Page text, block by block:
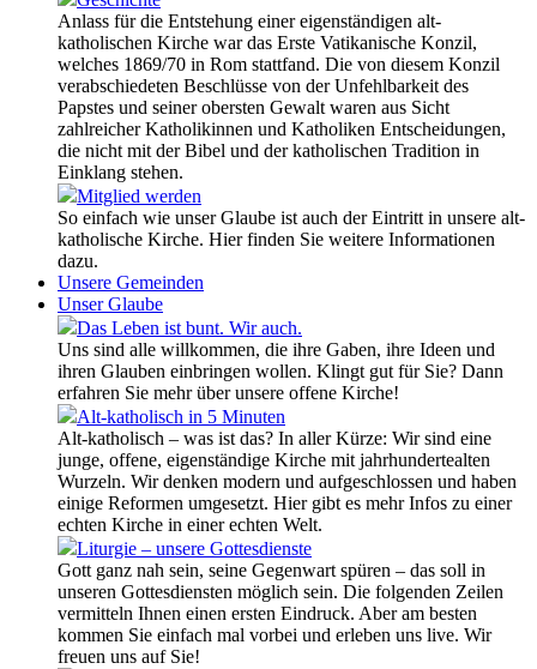
Anlass für die Entstehung einer eigenständigen alt-
katholischen Kirche war das Erste Vatikanische Konzil,
welches 1869/70 in Rom stattfand. Die von diesem Konzil
verabschiedeten Beschlüsse von der Unfehlbarkeit des
Papstes und seiner obersten Gewalt waren aus Sicht
zahlreicher Katholikinnen und Katholiken Entscheidungen,
die nicht mit der Bibel und der katholischen Tradition in
Einklang stehen.
Mitglied werden
So einfach wie unser Glaube ist auch der Eintritt in unsere alt-
katholische Kirche. Hier finden Sie weitere Informationen
dazu.
Unsere Gemeinden
Unser Glaube
Das Leben ist bunt. Wir auch.
Uns sind alle willkommen, die ihre Gaben, ihre Ideen und
ihren Glauben einbringen wollen. Klingt gut für Sie? Dann
erfahren Sie mehr über unsere offene Kirche!
Alt-katholisch in 5 Minuten
Alt-katholisch – was ist das? In aller Kürze: Wir sind eine
junge, offene, eigenständige Kirche mit jahrhundertealten
Wurzeln. Wir denken modern und aufgeschlossen und haben
einige Reformen umgesetzt. Hier gibt es mehr Infos zu einer
echten Kirche in einer echten Welt.
Liturgie – unsere Gottesdienste
Gott ganz nah sein, seine Gegenwart spüren – das soll in
unseren Gottesdiensten möglich sein. Die folgenden Zeilen
vermitteln Ihnen einen ersten Eindruck. Aber am besten
kommen Sie einfach mal vorbei und erleben uns live. Wir
freuen uns auf Sie!